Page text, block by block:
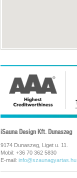
iSauna Design Kft. Dunaszeg
9174 Dunaszeg, Liget u. 11.
Mobil: +36 70 362 5830
E-mail: info@szaunagyartas.hu